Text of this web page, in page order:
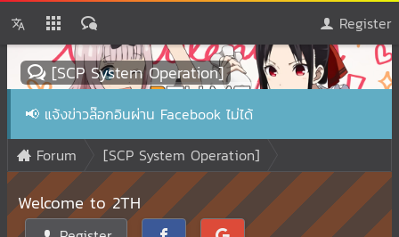
Register
[SCP System Operation]
📢 แจ้งข่าวล๊อกอินผ่าน Facebook ไม่ได้
Forum
[SCP System Operation]
Welcome to 2TH